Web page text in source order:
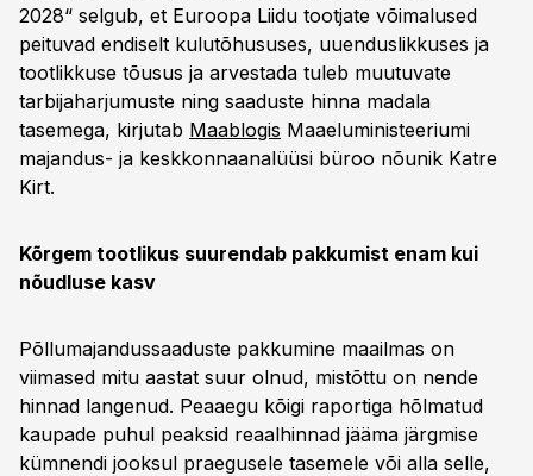
2028“ selgub, et Euroopa Liidu tootjate võimalused
peituvad endiselt kulutõhususes, uuenduslikkuses ja
tootlikkuse tõusus ja arvestada tuleb muutuvate
tarbijaharjumuste ning saaduste hinna madala
tasemega, kirjutab Maablogis Maaeluministeeriumi
majandus- ja keskkonnaanalüüsi büroo nõunik Katre
Kirt.
Kõrgem tootlikus suurendab pakkumist enam kui
nõudluse kasv
Põllumajandussaaduste pakkumine maailmas on
viimased mitu aastat suur olnud, mistõttu on nende
hinnad langenud. Peaaegu kõigi raportiga hõlmatud
kaupade puhul peaksid reaalhinnad jääma järgmise
kümnendi jooksul praegusele tasemele või alla selle,